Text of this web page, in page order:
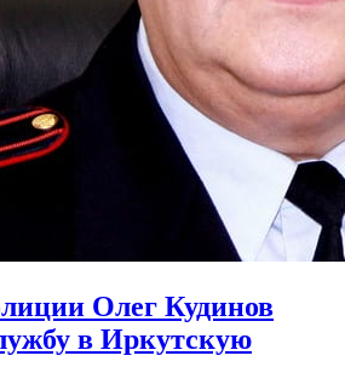
Олег Кудинов
в Иркутскую